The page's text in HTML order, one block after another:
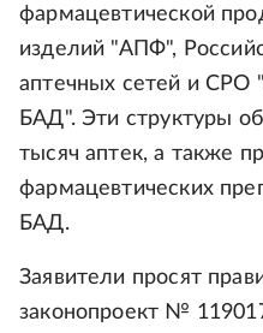
фармацевтической
изделий "АПФ",
аптечных сетей и СРО
БАД". Эти структуры
тысяч аптек, а также
фармацевтических
БАД.
Заявители просят
законопроект №